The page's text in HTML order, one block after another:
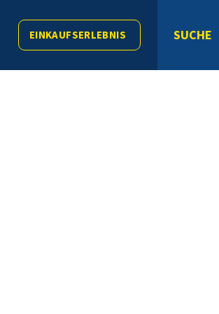
EINKAUFSERLEBNIS SUCHE